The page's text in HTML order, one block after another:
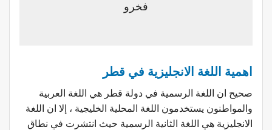
فخرو
اهمية اللغة الانجليزية في قطر
صحيح ان اللغة الرسمية في دولة قطر هي اللغة العربية
والمواطنون يستخدمون اللغة المحلية الخليجية ، إلا ان اللغة
الانجليزية هي اللغة الثانية الرسمية حيث انتشرت في نطاق